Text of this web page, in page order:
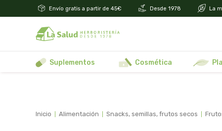
Envío gratis a partir de 45€ Desde 1978 La
suplementos cosmética
inicio alimentación snacks, semillas, frutos secos